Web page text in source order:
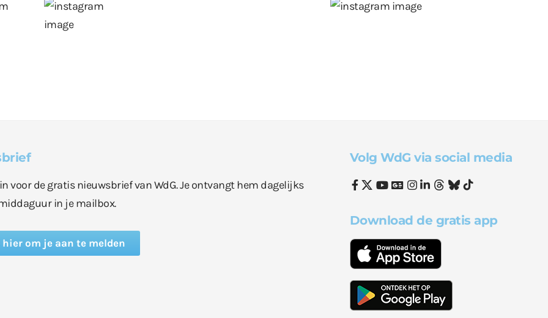
voor de gratis nieuwsbrief van WdG. Je ontvangt hem dagelijks
in je mailbox.
om je aan te melden
Volg WdG via social media
Download de gratis app